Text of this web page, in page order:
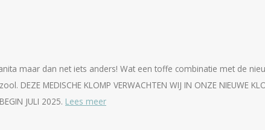
maar dan net iets anders! Wat een toffe combinatie met de
DEZE MEDISCHE KLOMP VERWACHTEN WIJ IN ONZE NIEUWE
JULI 2025. Lees meer